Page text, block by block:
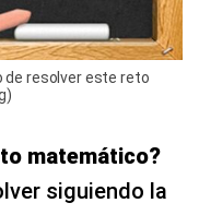
de resolver este reto
matemático?
siguiendo la